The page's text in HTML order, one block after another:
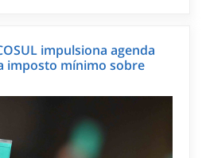
impulsiona agenda
imposto mínimo sobre